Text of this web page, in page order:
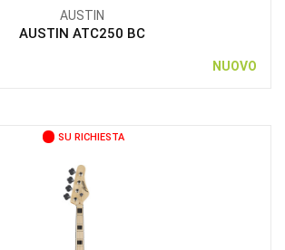
AUSTIN
AUSTIN ATC250 BC
NUOVO
SU RICHIESTA